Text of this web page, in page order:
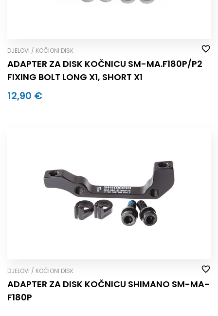
DJELOVI / KOČIONI DISK
ADAPTER ZA DISK KOČNICU SM-MA.F180P/P2
FIXING BOLT LONG X1, SHORT X1
12,90 €
DJELOVI / KOČIONI DISK
ADAPTER ZA DISK KOČNICU SHIMANO SM-MA-
F180P